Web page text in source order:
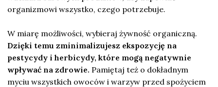
organizmowi wszystko, czego potrzebuje.
W miarę możliwości, wybieraj żywność organiczną.
Dzięki temu zminimalizujesz ekspozycję na
pestycydy i herbicydy, które mogą negatywnie
wpływać na zdrowie. Pamiętaj też o dokładnym
myciu wszystkich owoców i warzyw przed spożyciem